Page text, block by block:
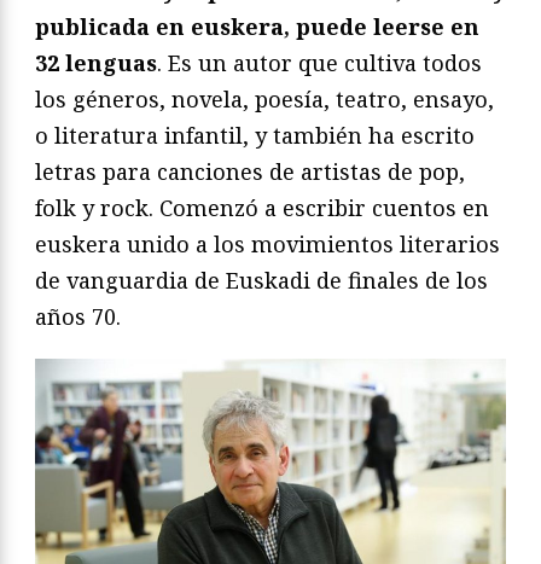
publicada en euskera, puede leerse en
32 lenguas. Es un autor que cultiva todos
los géneros, novela, poesía, teatro, ensayo,
o literatura infantil, y también ha escrito
letras para canciones de artistas de pop,
folk y rock. Comenzó a escribir cuentos en
euskera unido a los movimientos literarios
de vanguardia de Euskadi de finales de los
años 70.